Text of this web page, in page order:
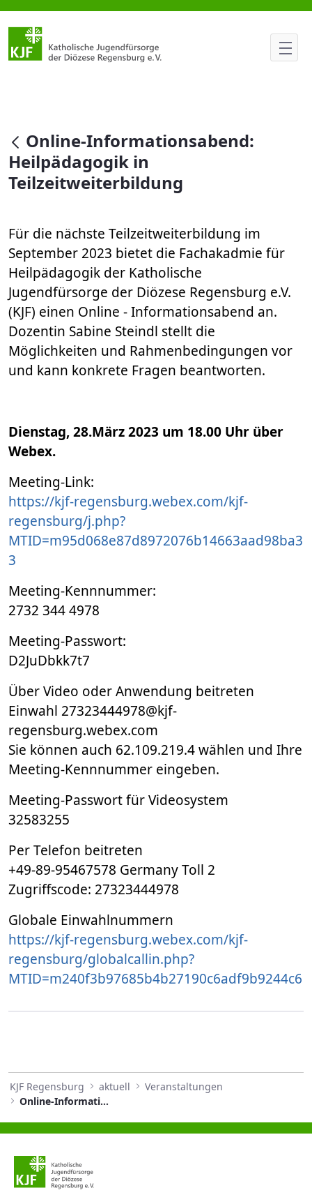
Online-Informationsabend:
null
Online-Informationsabend:
Heilpädagogik in
Teilzeitweiterbildung
Für die nächste Teilzeitweiterbildung im
September 2023 bietet die Fachakadmie für
Heilpädagogik der Katholische
Jugendfürsorge der Diözese Regensburg e.V.
(KJF) einen Online - Informationsabend an.
Dozentin Sabine Steindl stellt die
Möglichkeiten und Rahmenbedingungen vor
und kann konkrete Fragen beantworten.
Dienstag, 28.März 2023 um 18.00 Uhr über
Webex.
Meeting-Link:
https://kjf-regensburg.webex.com/kjf-
regensburg/j.php?
MTID=m95d068e87d8972076b14663aad98ba3
3
Meeting-Kennnummer:
2732 344 4978
Meeting-Passwort:
D2JuDbkk7t7
Über Video oder Anwendung beitreten
Einwahl 27323444978@kjf-
regensburg.webex.com
Sie können auch 62.109.219.4 wählen und Ihre
Meeting-Kennnummer eingeben.
Meeting-Passwort für Videosystem
32583255
Per Telefon beitreten
+49-89-95467578 Germany Toll 2
Zugriffscode: 27323444978
Globale Einwahlnummern
https://kjf-regensburg.webex.com/kjf-
regensburg/globalcallin.php?
MTID=m240f3b97685b4b27190c6adf9b9244c6
KJF Regensburg aktuell
Veranstaltungen
Online-Informationsabend: Heilpädagogik in Teilzeitweiterbildung